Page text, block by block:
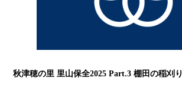
秋津穂の里 里山保全2025 Part.3 棚田の稲刈り